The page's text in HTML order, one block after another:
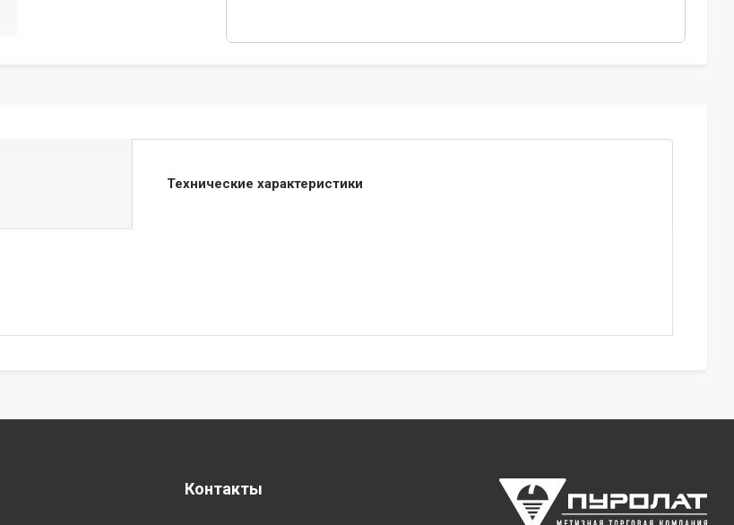
Технические характеристики
Контакты